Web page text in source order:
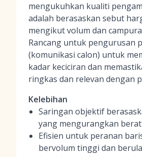
mengukuhkan kualiti
adalah berasaskan sebut
mengikut volum dan
Rancang untuk pengurusan
(komunikasi calon) untuk
kadar keciciran dan
ringkas dan relevan dengan
Kelebihan
Saringan objektif
yang mengurangkan
Efisien untuk peranan
bervolum tinggi dan